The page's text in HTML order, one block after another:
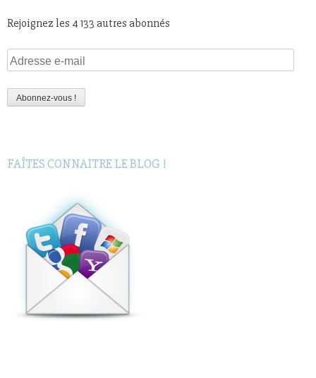
Rejoignez les 4 133 autres abonnés
Adresse
e-
mail
Abonnez-vous !
FAÎTES CONNAITRE LE BLOG !